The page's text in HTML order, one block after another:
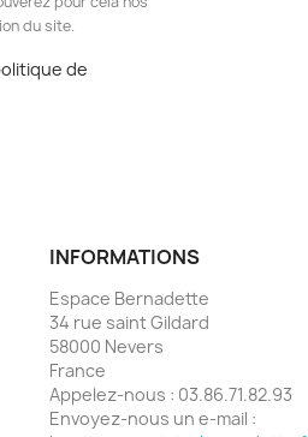
du site.
de
INFORMATIONS
Espace Bernadette
34 rue saint Gildard
58000 Nevers
France
Appelez-nous : 03.86.71.82.93
Envoyez-nous un e-mail :